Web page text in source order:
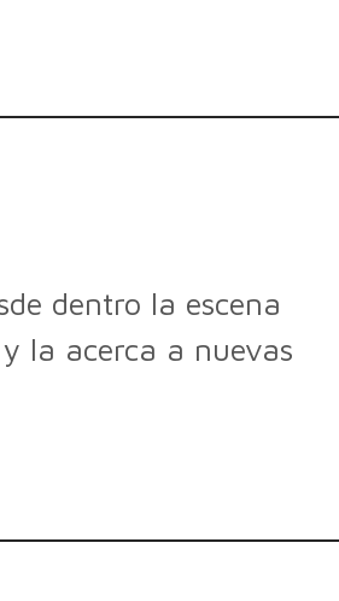
dentro la escena
la acerca a nuevas